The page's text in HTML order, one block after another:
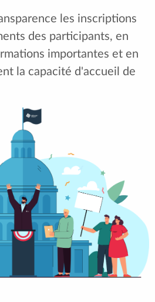
les inscriptions
des participants, en
importantes et en
la capacité d'accueil de